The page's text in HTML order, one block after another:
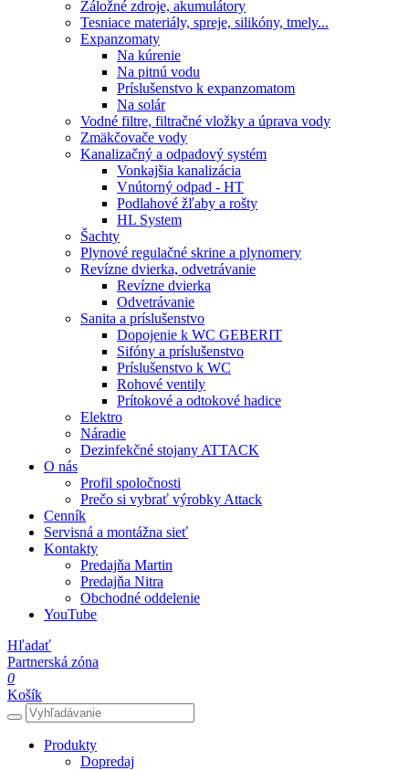
Záložné zdroje, akumulátory
Tesniace materiály, spreje, silikóny, tmely...
Expanzomaty
Na kúrenie
Na pitnú vodu
Príslušenstvo k expanzomatom
Na solár
Vodné filtre, filtračné vložky a úprava vody
Zmäkčovače vody
Kanalizačný a odpadový systém
Vonkajšia kanalizácia
Vnútorný odpad - HT
Podlahové žľaby a rošty
HL System
Šachty
Plynové regulačné skrine a plynomery
Revízne dvierka, odvetrávanie
Revízne dvierka
Odvetrávanie
Sanita a príslušenstvo
Dopojenie k WC GEBERIT
Sifóny a príslušenstvo
Príslušenstvo k WC
Rohové ventily
Prítokové a odtokové hadice
Elektro
Náradie
Dezinfekčné stojany ATTACK
O nás
Profil spoločnosti
Prečo si vybrať výrobky Attack
Cenník
Servisná a montážna sieť
Kontakty
Predajňa Martin
Predajňa Nitra
Obchodné oddelenie
YouTube
Hľadať
Partnerská zóna
0
Košík
Produkty
Dopredaj